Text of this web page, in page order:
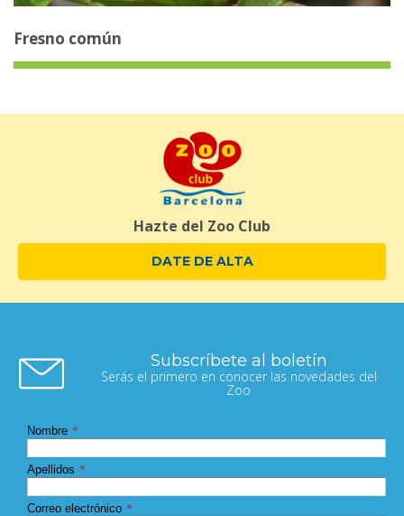
Fresno común
Hazte del Zoo Club
DATE DE ALTA
Subscríbete al boletín
Serás el primero en conocer las novedades del
Zoo